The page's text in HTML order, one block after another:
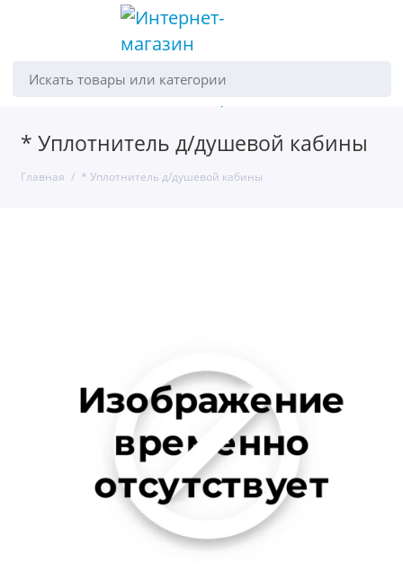
Искать товары или категории
* Уплотнитель д/душевой кабины
Главная * Уплотнитель д/душевой кабины